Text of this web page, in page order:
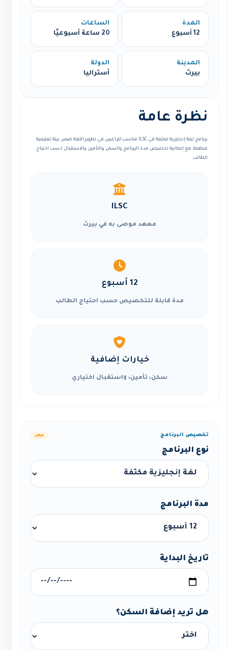
المدة
12 أسبوع
الساعات
20 ساعة أسبوعيًا
المدينة
بيرث
الدولة
أستراليا
نظرة عامة
برنامج لغة إنجليزية مكثفة في ILSC مناسب للراغبين في تطوير اللغة ضمن بيئة تعليمية
منظمة، مع إمكانية تخصيص مدة البرنامج والسكن والتأمين والاستقبال حسب احتياج
الطالب.
ILSC
معهد موصى به في بيرث
12 أسبوع
مدة قابلة للتخصيص حسب احتياج الطالب
خيارات إضافية
سكن، تأمين، واستقبال اختياري
تخصيص البرنامج عرض
نوع البرنامج
مدة البرنامج
تاريخ البداية
هل تريد إضافة السكن؟